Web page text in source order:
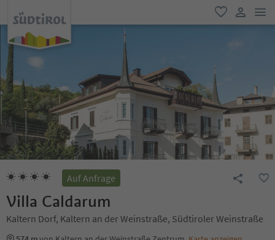
favorit
user link
Auf Anfrage
Villa Caldarum
Kaltern Dorf, Kaltern an der Weinstraße, Südtiroler Weinstraße